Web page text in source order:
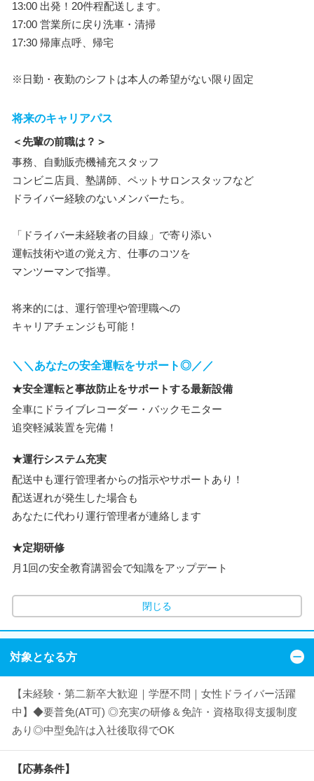
13:00 出発！20件程配送します。
17:00 営業所に戻り洗車・清掃
17:30 帰庫点呼、帰宅
※日勤・夜勤のシフトは本人の希望がない限り固定
将来のキャリアパス
＜先輩の前職は？＞
事務、自動販売機補充スタッフ
コンビニ店員、塾講師、ペットサロンスタッフなど
ドライバー経験のないメンバーたち。
「ドライバー未経験者の目線」で寄り添い
運転技術や道の覚え方、仕事のコツを
マンツーマンで指導。
将来的には、運行管理や管理職への
キャリアチェンジも可能！
＼＼あなたの安全運転をサポート◎／／
★安全運転と事故防止をサポートする最新設備
全車にドライブレコーダー・バックモニター
追突軽減装置を完備！
★運行システム充実
配送中も運行管理者からの指示やサポートあり！
配送遅れが発生した場合も
あなたに代わり運行管理者が連絡します
★定期研修
月1回の安全教育講習会で知識をアップデート
閉じる
対象となる方
【未経験・第二新卒大歓迎｜学歴不問｜女性ドライバー活躍
中】◆要普免(AT可) ◎充実の研修＆免許・資格取得支援制度
あり◎中型免許は入社後取得でOK
【応募条件】